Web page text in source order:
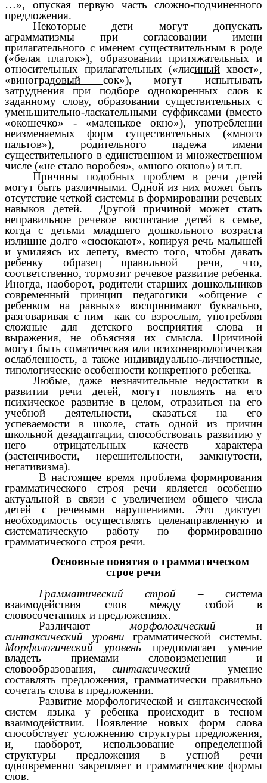
…», опуская первую часть сложно-подчиненного
предложения.
Некоторые дети могут допускать
аграмматизмы при согласовании имени
прилагательного с именем существительным в роде
(«белаяплаток»), образовании притяжательных и
относительных прилагательных («лисиный хвост»,
«виноградовый сок»), могут испытывать
затруднения при подборе однокоренных слов к
заданному слову, образовании существительных с
уменьшительно-ласкательными суффиксами (вместо
«окошечко» - «маленькое окно»), употреблении
неизменяемых форм существительных («много
пальтов»), родительного падежа имени
существительного в единственном и множественном
числе («не стало воробея», «много окнов») и т.п.
Причины подобных проблем в речи детей
могут быть различными. Одной из них может быть
отсутствие четкой системы в формировании речевых
навыков детей. Другой причиной может стать
неправильное речевое воспитание детей в семье,
когда с детьми младшего дошкольного возраста
излишне долго «сюсюкают», копируя речь малышей
и умиляясь их лепету, вместо того, чтобы давать
ребенку образец правильной речи, что,
соответственно, тормозит речевое развитие ребенка.
Иногда, наоборот, родители старших дошкольников
современный принцип педагогики «общение с
ребенком на равных» воспринимают буквально,
разговаривая с ним как со взрослым, употребляя
сложные для детского восприятия слова и
выражения, не объясняя их смысла. Причиной
могут быть соматическая или психоневрологическая
ослабленность, а также индивидуально-личностные,
типологические особенности конкретного ребенка.
Любые, даже незначительные недостатки в
развитии речи детей, могут повлиять на его
психическое развитие в целом, отразиться на его
учебной деятельности, сказаться на его
успеваемости в школе, стать одной из причин
школьной дезадаптации, способствовать развитию у
него отрицательных качеств характера
(застенчивости, нерешительности, замкнутости,
негативизма).
В настоящее время проблема формирования
грамматического строя речи является особенно
актуальной в связи с увеличением общего числа
детей с речевыми нарушениями. Это диктует
необходимость осуществлять целенаправленную и
систематическую работу по формированию
грамматического строя речи.
Основные понятия о грамматическом
строе речи
Грамматический строй – система
взаимодействия слов между собой в
словосочетаниях и предложениях.
Различаютморфологический и
синтаксический
уровниграмматической системы.
Морфологический уровень предполагает умение
владеть приемами словоизменения и
словообразования, синтаксический– умение
составлять предложения, грамматически правильно
сочетать слова в предложении.
Развитие морфологической и синтаксической
систем языка у ребенка происходит в тесном
взаимодействии. Появление новых форм слова
способствует усложнению структуры предложения,
и, наоборот, использование определенной
структуры предложения в устной речи
одновременно закрепляет и грамматические формы
слов.